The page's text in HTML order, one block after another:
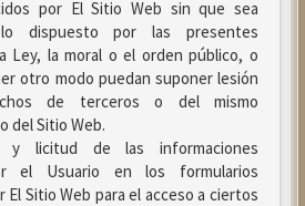
por El Sitio Web sin que sea
dispuesto por las presentes
Ley, la moral o el orden público, o
otro modo puedan suponer lesión
de terceros o del mismo
del Sitio Web.
y licitud de las informaciones
el Usuario en los formularios
Sitio Web para el acceso a ciertos